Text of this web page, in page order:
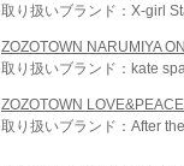
取り扱いブランド：X-girl
ZOZOTOWN NARUMIYA
取り扱いブランド：kate
ZOZOTOWN
取り扱いブランド：After